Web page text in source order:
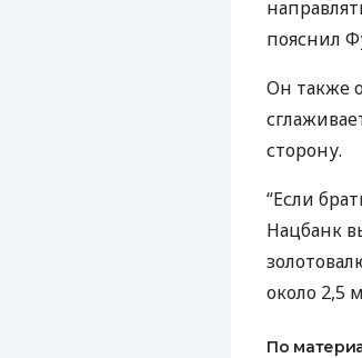
пояснил
Он также
сторону.
“Если
Нацбанк
около 2,5
По